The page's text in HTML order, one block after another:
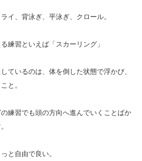
イ、背泳ぎ、平泳ぎ、クロール。
練習といえば「スカーリング」
ているのは、体を倒した状態で浮かび、
と。
練習でも頭の方向へ進んでいくことばか
と自由で良い。